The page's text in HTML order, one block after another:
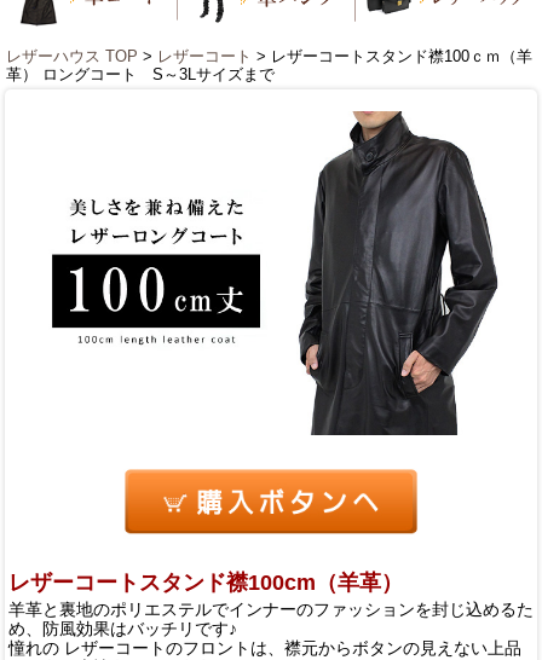
レザーハウス TOP > レザーコート > レザーコートスタンド襟100ｃｍ（羊
革） ロングコート S～3Lサイズまで
レザーコートスタンド襟100cm（羊革）
羊革と裏地のポリエステルでインナーのファッションを封じ込めるた
め、防風効果はバッチリです♪
憧れの レザーコートのフロントは、襟元からボタンの見えない上品